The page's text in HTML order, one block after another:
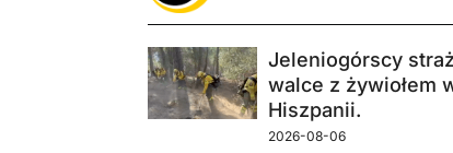
Jeleniogórscy
walce z żywiołem
Hiszpanii.
2026-08-06